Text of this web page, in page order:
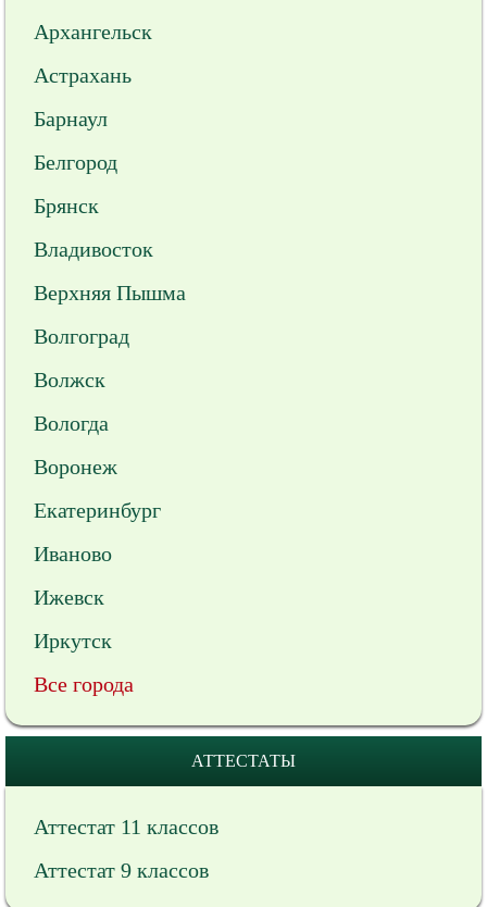
Архангельск
Астрахань
Барнаул
Белгород
Брянск
Владивосток
Верхняя Пышма
Волгоград
Волжск
Вологда
Воронеж
Екатеринбург
Иваново
Ижевск
Иркутск
Все города
АТТЕСТАТЫ
Аттестат 11 классов
Аттестат 9 классов